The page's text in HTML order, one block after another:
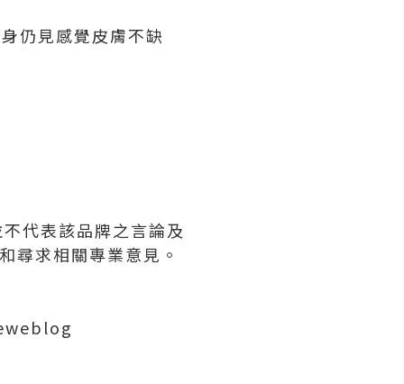
仍見感覺皮膚不缺
代表該品牌之言論及
尋求相關專業意見。